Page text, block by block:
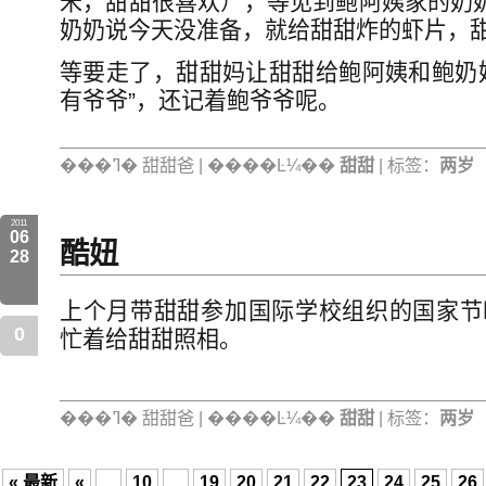
奶奶说今天没准备，就给甜甜炸的虾片，
等要走了，甜甜妈让甜甜给鲍阿姨和鲍
有爷爷”，还记着鲍爷爷呢。
���ߣ� 甜甜爸 | ����Ŀ¼�� 甜甜 | 标签： 两岁
2011
06
28
0
酷妞
上个月带甜甜参加国际学校组织的国家
忙着给甜甜照相。
���ߣ� 甜甜爸 | ����Ŀ¼�� 甜甜 | 标签： 两岁
« 最新 « 10 19 20 21 22 23 24 25 26